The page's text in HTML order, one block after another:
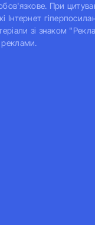
При
Інтернет
зі знаком
реклами.